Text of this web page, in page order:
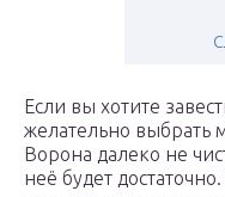
Если вы хотите
желательно выбрать
Ворона далеко не
неё будет